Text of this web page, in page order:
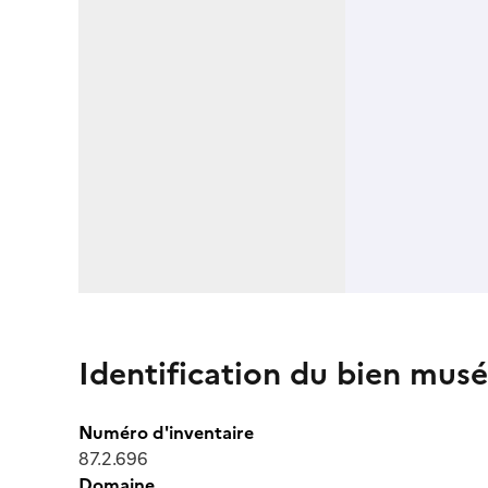
Identification du bien
Numéro d'inventaire
87.2.696